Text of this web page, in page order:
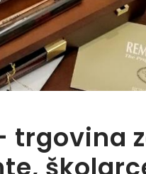
trgovina